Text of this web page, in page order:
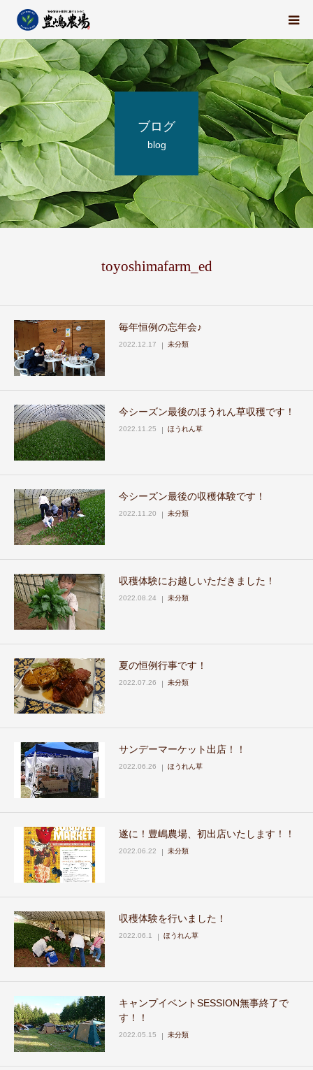
ブログ
blog
toyoshimafarm_ed
毎年恒例の忘年会♪
2022.12.17 未分類
今シーズン最後のほうれん草収穫です！
2022.11.25 ほうれん草
今シーズン最後の収穫体験です！
2022.11.20 未分類
収穫体験にお越しいただきました！
2022.08.24 未分類
夏の恒例行事です！
2022.07.26 未分類
サンデーマーケット出店！！
2022.06.26 ほうれん草
遂に！豊嶋農場、初出店いたします！！
2022.06.22 未分類
収穫体験を行いました！
2022.06.1 ほうれん草
キャンプイベントSESSION無事終了で
す！！
2022.05.15 未分類
豊嶋農場の想い
栽培中の野菜たち
地域の紹介
スタッフ紹介
求人情報
お問い合わせ